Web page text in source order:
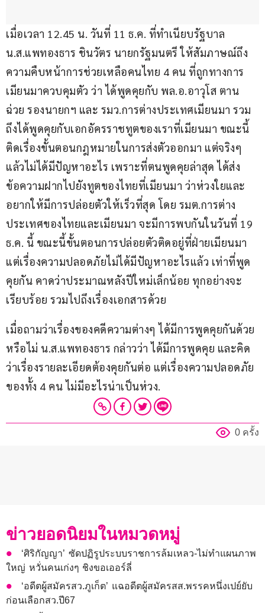
เมื่อเวลา 12.45 น. วันที่ 11 ธ.ค. ที่ทำเนียบรัฐบาล
น.ส.แพทองธาร ชินวัตร นายกรัฐมนตรี ให้สัมภาษณ์ถึง
ความคืบหน้าการช่วยเหลือคนไทย 4 คน ที่ถูกทางการ
เมียนมาควบคุมตัว ว่า ได้พูดคุยกับ พล.อ.อาวุโส ตาน
ฉ่วย รองนายกฯ และ รมว.การต่างประเทศเมียนมา รวม
ถึงได้พูดคุยกับเอกอัครราชทูตของเราที่เมียนมา ขณะนี้
ติดเรื่องขั้นตอนกฎหมายในการส่งตัวออกมา แต่จริงๆ
แล้วไม่ได้มีปัญหาอะไร เพราะที่ตนพูดคุยล่าสุด ได้ส่ง
ข้อความฝากไปยังทูตของไทยที่เมียนมา ว่าห่วงใยและ
อยากให้มีการปล่อยตัวให้เร็วที่สุด โดย รมต.การต่าง
ประเทศของไทยและเมียนมา จะมีการพบกันในวันที่ 19
ธ.ค. นี้ ขณะนี้ขั้นตอนการปล่อยตัวติดอยู่ที่ฝ่ายเมียนมา
แต่เรื่องความปลอดภัยไม่ได้มีปัญหาอะไรแล้ว เท่าที่พูด
คุยกัน คาดว่าประมาณหลังปีใหม่เล็กน้อย ทุกอย่างจะ
เรียบร้อย รวมไปถึงเรื่องเอกสารด้วย
เมื่อถามว่าเรื่องของคดีความต่างๆ ได้มีการพูดคุยกันด้วย
หรือไม่ น.ส.แพทองธาร กล่าวว่า ได้มีการพูดคุย และคิด
ว่าเรื่องรายละเอียดต้องคุยกันต่อ แต่เรื่องความปลอดภัย
ของทั้ง 4 คน ไม่มีอะไรน่าเป็นห่วง.
0 ครั้ง
ข่าวยอดนิยมในหมวดหมู่
‘ศิริกัญญา’ ซัดปฏิรูประบบราชการล้มเหลว-ไม่ทำแผนภาพ
ใหญ่ หวั่นคนเก่งๆ ชิงขอเออร์ลี่
‘อดีตผู้สมัครสว.ภูเก็ต’ แฉอดีตผู้สมัครสส.พรรคหนึ่งเปย์ยับ
ก่อนเลือกสว.ปี67